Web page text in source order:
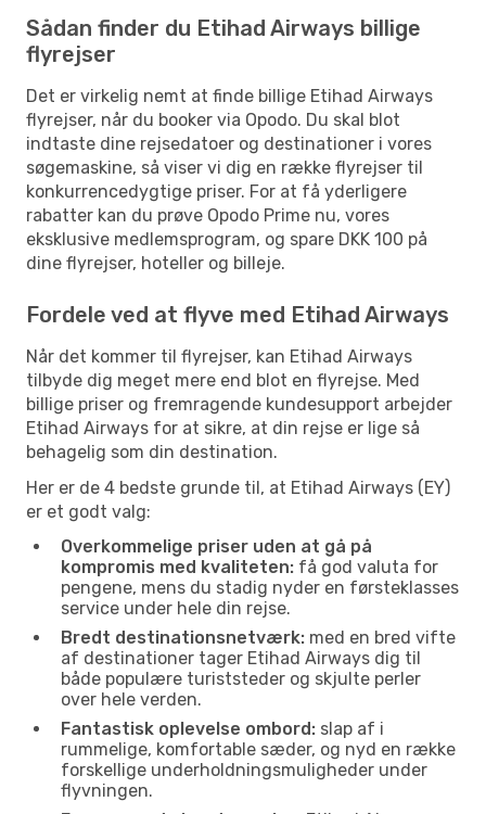
Sådan finder du Etihad Airways billige
flyrejser
Det er virkelig nemt at finde billige Etihad Airways
flyrejser, når du booker via Opodo. Du skal blot
indtaste dine rejsedatoer og destinationer i vores
søgemaskine, så viser vi dig en række flyrejser til
konkurrencedygtige priser. For at få yderligere
rabatter kan du prøve Opodo Prime nu, vores
eksklusive medlemsprogram, og spare DKK 100 på
dine flyrejser, hoteller og billeje.
Fordele ved at flyve med Etihad Airways
Når det kommer til flyrejser, kan Etihad Airways
tilbyde dig meget mere end blot en flyrejse. Med
billige priser og fremragende kundesupport arbejder
Etihad Airways for at sikre, at din rejse er lige så
behagelig som din destination.
Her er de 4 bedste grunde til, at Etihad Airways (EY)
er et godt valg:
Overkommelige priser uden at gå på
kompromis med kvaliteten: få god valuta for
pengene, mens du stadig nyder en førsteklasses
service under hele din rejse.
Bredt destinationsnetværk: med en bred vifte
af destinationer tager Etihad Airways dig til
både populære turiststeder og skjulte perler
over hele verden.
Fantastisk oplevelse ombord: slap af i
rummelige, komfortable sæder, og nyd en række
forskellige underholdningsmuligheder under
flyvningen.